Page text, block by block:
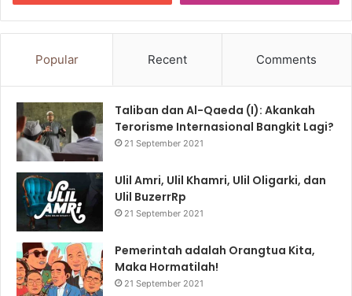
Popular Recent Comments
Taliban dan Al-Qaeda (I): Akankah
Terorisme Internasional Bangkit Lagi?
21 September 2021
Ulil Amri, Ulil Khamri, Ulil Oligarki, dan
Ulil BuzerrRp
21 September 2021
Pemerintah adalah Orangtua Kita,
Maka Hormatilah!
21 September 2021